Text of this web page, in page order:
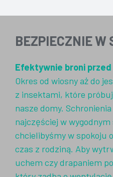
BEZPIECZNIE W
Efektywnie broni
Okres od wiosny aż do
z insektami, które
nasze domy.
najczęściej w
chcielibyśmy w spokoju
czas z rodziną. Aby
uchem czy drapaniem